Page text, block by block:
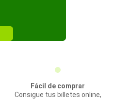
Fácil de comprar
Consigue tus billetes online,